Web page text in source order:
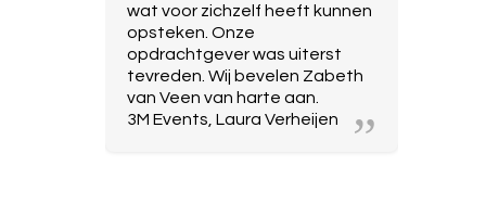
wat voor zichzelf heeft kunnen
opsteken. Onze
opdrachtgever was uiterst
tevreden. Wij bevelen Zabeth
van Veen van harte aan.
3M Events, Laura Verheijen